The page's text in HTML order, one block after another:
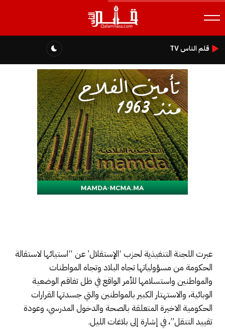
قلم الناس TV
عبرت اللجنة التنفيذية لحزب ‘الإستقلال’ عن “استيائها لاستقالة
الحكومة من مسؤولياتها تجاه البلاد وتجاه المواطنات
والمواطنين واستسلامها للأمر الواقع في ظل تفاقم الوضعية
الوبائية، والاستهتار الكبير بالمواطنين والتي جسدتها القرارات
الحكومية الاخيرة المتعلقة بالصحة والدخول المدرسي، وعودة
تقييد التنقل”، في إشارة إلى بلاغات الليل.